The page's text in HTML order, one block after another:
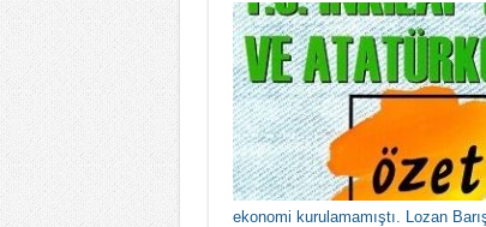
ekonomi kurulamamıştı. Lozan